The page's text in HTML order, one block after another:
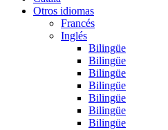
Otros idiomas
Francés
Inglés
Bilingüe
Bilingüe
Bilingüe
Bilingüe
Bilingüe
Bilingüe
Bilingüe